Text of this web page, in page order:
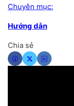
Chuyên mục:
Hướng dẫn
Chia sẻ